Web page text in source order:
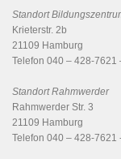
Standort
Krieterstr. 2b
21109 Hamburg
Telefon 040 – 428-7621
Standort Rahmwerder
Rahmwerder Str. 3
21109 Hamburg
Telefon 040 – 428-7621